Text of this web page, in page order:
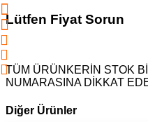
Lütfen Fiyat Sorun
TÜM ÜRÜNKERİN STOK
NUMARASINA DİKKAT
Diğer Ürünler